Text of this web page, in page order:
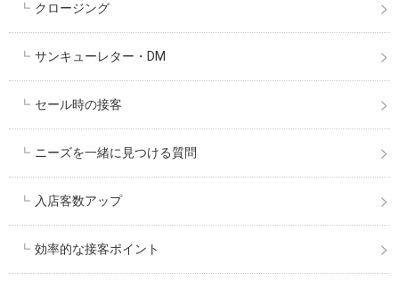
クロージング
サンキューレター・DM
セール時の接客
ニーズを一緒に見つける質問
入店客数アップ
効率的な接客ポイント